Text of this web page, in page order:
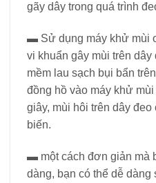
gãy dây trong quá trình
▬ Sử dụng máy khử mùi
vi khuẩn gây mùi trên
mềm lau sạch bụi bẩn
đồng hồ vào máy khử
giây, mùi hôi trên dây
biến.
▬ một cách đơn giản mà
dàng, bạn có thể dễ